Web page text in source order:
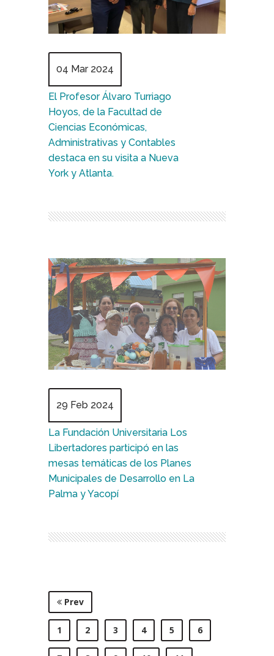
04 Mar 2024
El Profesor Álvaro Turriago
Hoyos, de la Facultad de
Ciencias Económicas,
Administrativas y Contables
destaca en su visita a Nueva
York y Atlanta.
29 Feb 2024
La Fundación Universitaria Los
Libertadores participó en las
mesas temáticas de los Planes
Municipales de Desarrollo en La
Palma y Yacopí
Prev
1 2 3 4 5 6